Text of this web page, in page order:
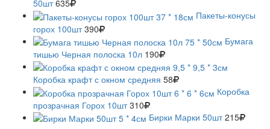
50шт 635
Пакеты-конусы
горох 100шт 390
Бумага
тишью Черная полоска 10л 190
Коробка крафт с окном средняя 58
Коробка
прозрачная Горох 10шт 310
Бирки Марки 50шт 215